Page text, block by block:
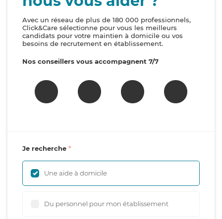
Avec un réseau de plus de 180 000 professionnels,
Click&Care sélectionne pour vous les meilleurs
candidats pour votre maintien à domicile ou vos
besoins de recrutement en établissement.
Nos conseillers vous accompagnent 7/7
Je recherche
Une aide à domicile
Du personnel pour mon établissement